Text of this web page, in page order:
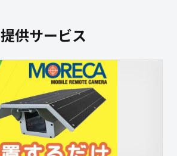
提供サービス